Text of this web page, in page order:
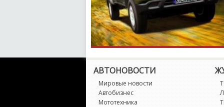
АВТОНОВОСТИ
Мировые новости
Автобизнес
Мототехника